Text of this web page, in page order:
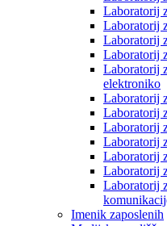
Laboratorij
Laboratorij
Laboratorij
Laboratorij
Laboratorij
elektroniko
Laboratorij
Laboratorij
Laboratorij
Laboratorij
Laboratorij
Laboratorij
Laboratorij
Imenik zaposlenih